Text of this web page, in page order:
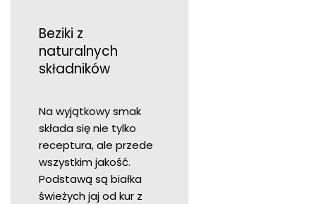
Beziki z
naturalnych
składników
Na wyjątkowy smak
składa się nie tylko
receptura, ale przede
wszystkim jakość.
Podstawą są białka
świeżych jaj od kur z